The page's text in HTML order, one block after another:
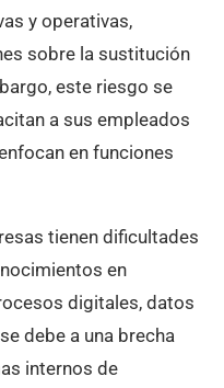
y operativas,
sobre la sustitución
este riesgo se
a sus empleados
en funciones
tienen dificultades
en
digitales, datos
debe a una brecha
internos de